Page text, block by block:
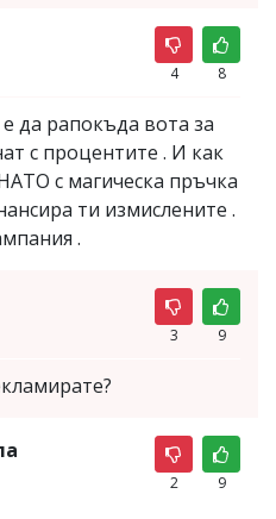
4 8
да рапокъда вота за
с процентите . И как
с магическа пръчка
ти измислените .
.
3 9
2 9